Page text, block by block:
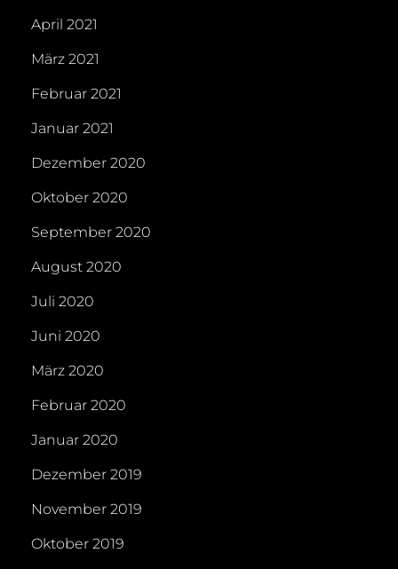
April 2021
März 2021
Februar 2021
Januar 2021
Dezember 2020
Oktober 2020
September 2020
August 2020
Juli 2020
Juni 2020
März 2020
Februar 2020
Januar 2020
Dezember 2019
November 2019
Oktober 2019